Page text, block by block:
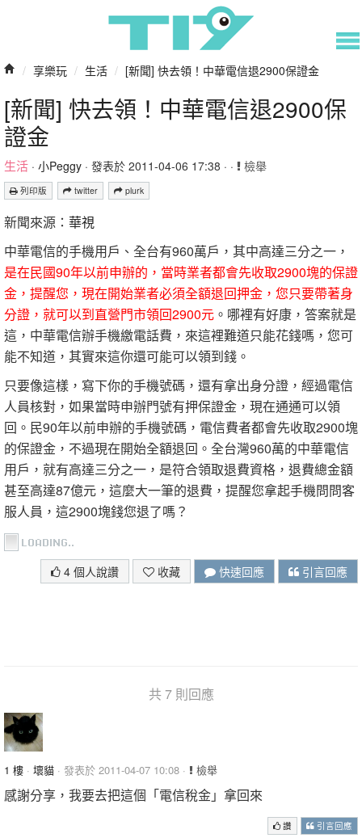
/ 享樂玩 / 生活 / [新聞] 快去領！中華電信退2900保證金
[新聞] 快去領！中華電信退2900保
證金
生活 · 小Peggy · 發表於 2011-04-06 17:38 · · 檢舉
列印版 twitter plurk
新聞來源： 華視
中華電信的手機用戶、全台有960萬戶，其中高達三分之一，
是在民國90年以前申辦的，當時業者都會先收取2900塊的保證
金，提醒您，現在開始業者必須全額退回押金，您只要帶著身
分證，就可以到直營門市領回2900元 。哪裡有好康，答案就是
這，中華電信辦手機繳電話費，來這裡難道只能花錢嗎，您可
能不知道，其實來這你還可能可以領到錢。
只要像這樣，寫下你的手機號碼，還有拿出身分證，經過電信
人員核對，如果當時申辦門號有押保證金，現在通通可以領
回。民90年以前申辦的手機號碼，電信費者都會先收取2900塊
的保證金，不過現在開始全額退回。全台灣960萬的中華電信
用戶，就有高達三分之一，是符合領取退費資格，退費總金額
甚至高達87億元，這麼大一筆的退費，提醒您拿起手機問問客
服人員，這2900塊錢您退了嗎？
4 個人說讚 收藏 快速回應 引言回應
共 7 則回應
1 樓 · 壞貓 · 發表於 2011-04-07 10:08 · 檢舉
感謝分享，我要去把這個「電信稅金」拿回來
讚 引言回應